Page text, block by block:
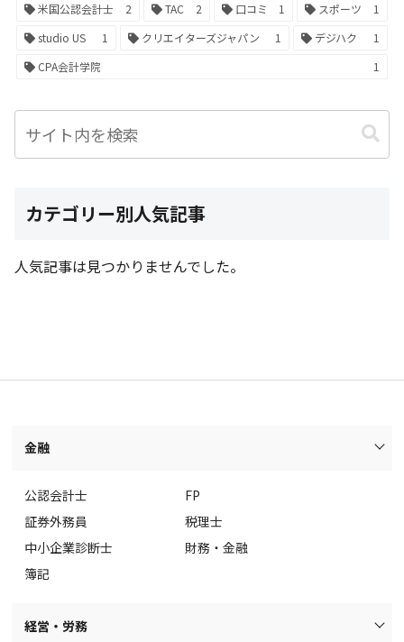
米国公認会計士
2 TAC 2 口コミ 1 スポーツ
1
studio US
1 クリエイターズジャパン 1 デジハク
1
CPA会計学院
1
カテゴリー別人気記事
人気記事は見つかりませんでした。
金融
公認会計士
証券外務員
中小企業診断士
簿記
FP
税理士
財務・金融
経営・労務